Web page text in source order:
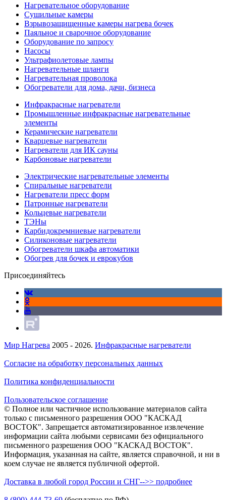
Нагревательное оборудование
Сушильные камеры
Взрывозащищенные камеры нагрева бочек
Паяльное и сварочное оборудование
Оборудование по запросу
Насосы
Ультрафиолетовые лампы
Нагревательные шланги
Нагревательная проволока
Обогреватели для дома, дачи, бизнеса
Инфракрасные нагреватели
Промышленные инфракрасные нагревательные
элементы
Керамические нагреватели
Кварцевые нагреватели
Нагреватели для ИК сауны
Карбоновые нагреватели
Электрические нагревательные элементы
Спиральные нагреватели
Нагреватели пресс форм
Патронные нагреватели
Кольцевые нагреватели
ТЭНы
Карбидокремниевые нагреватели
Силиконовые нагреватели
Обогреватели шкафа автоматики
Обогрев для бочек и еврокубов
Присоединяйтесь
Мир Нагрева 2005 - 2026. Инфракрасные нагреватели
Согласие на обработку персональных данных
Политика конфиденциальности
Пользовательское соглашение
© Полное или частичное использование материалов сайта
только с письменного разрешения ООО "КАСКАД
ВОСТОК". Запрещается автоматизированное извлечение
информации сайта любыми сервисами без официального
письменного разрешения ООО "КАСКАД ВОСТОК".
Информация, указанная на сайте, является справочной, и ни в
коем случае не является публичной офертой.
Доставка в любой город России и СНГ-->> подробнее